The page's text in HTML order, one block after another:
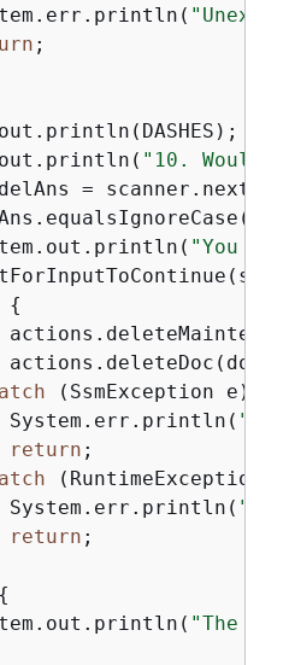
;
"10. Would
=
"You
{
(SsmException e)
return ;
(RuntimeException
return ;
{
"The